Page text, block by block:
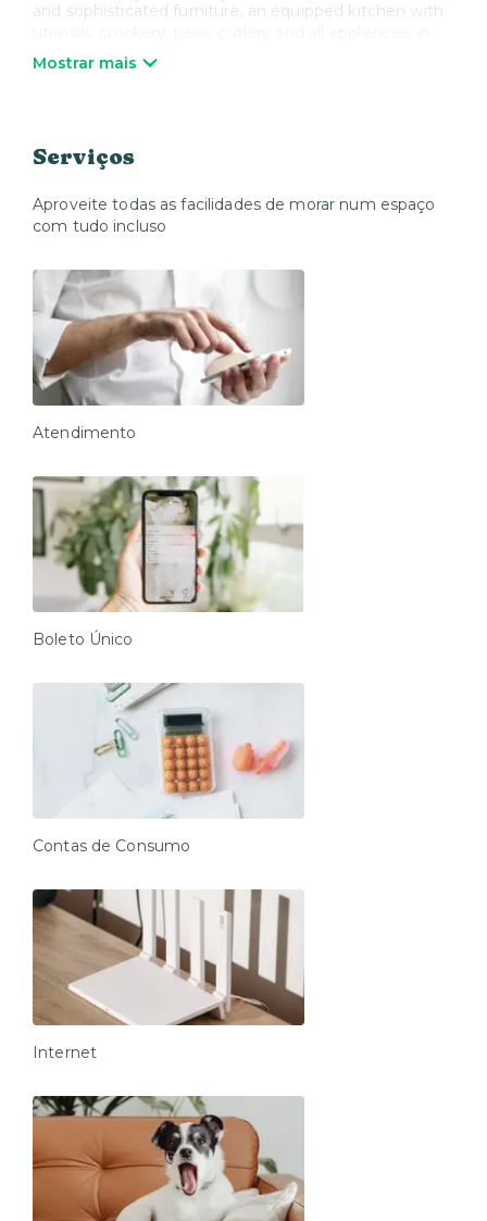
and sophisticated furniture, an equipped kitchen with
addition to Smart TV and Wi-Fi. When you wish to
Mostrar mais
Serviços
Aproveite todas as facilidades de morar num espaço
com tudo incluso
Atendimento
Boleto Único
Contas de Consumo
Internet